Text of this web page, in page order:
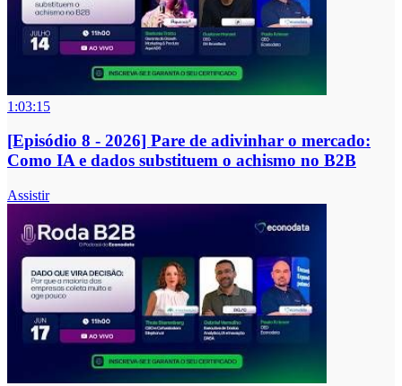
1:03:15
[Episódio 8 - 2026] Pare de adivinhar o mercado:
Como IA e dados substituem o achismo no B2B
Assistir